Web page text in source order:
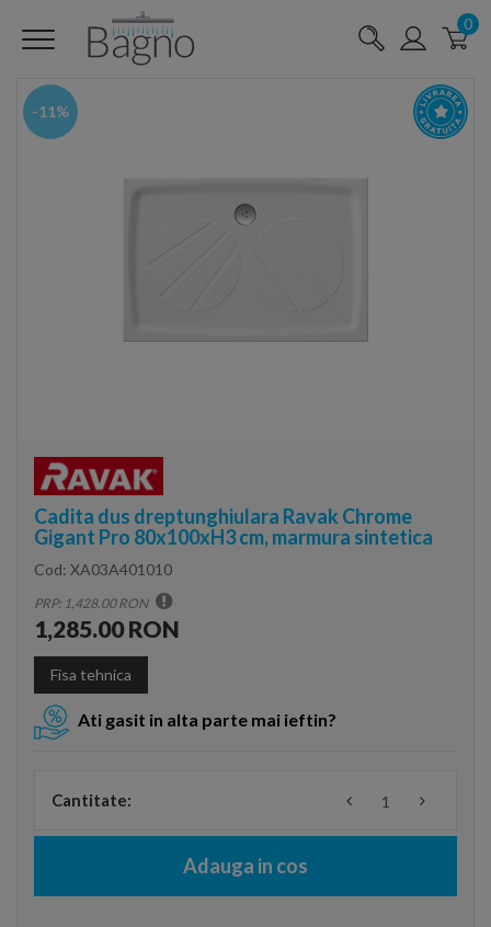
0
-11%
Cadita dus dreptunghiulara Ravak Chrome
Gigant Pro 80x100xH3 cm, marmura sintetica
Cod: XA03A401010
PRP: 1,428.00 RON
1,285.00 RON
Fisa tehnica
Ati gasit in alta parte mai ieftin?
Cantitate:
Adauga in cos